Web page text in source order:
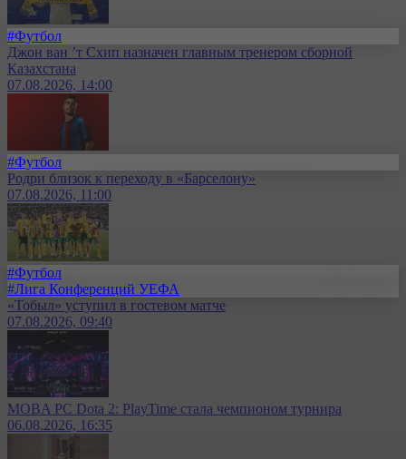
#Футбол
Джон ван ’т Схип назначен главным тренером сборной
Казахстана
07.08.2026, 14:00
#Футбол
Родри близок к переходу в «Барселону»
07.08.2026, 11:00
#Футбол
#Лига Конференций УЕФА
«Тобыл» уступил в гостевом матче
07.08.2026, 09:40
MOBA PC Dota 2: PlayTime стала чемпионом турнира
06.08.2026, 16:35